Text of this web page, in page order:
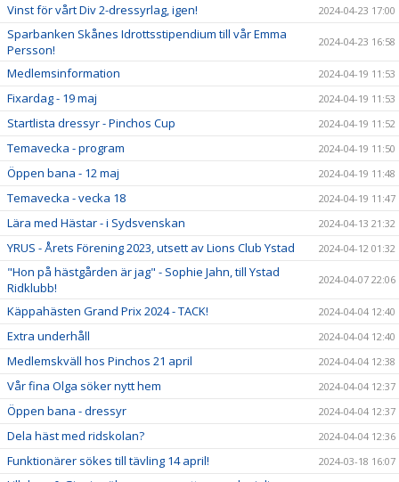
Vinst för vårt Div 2-dressyrlag, igen! 2024-04-23 17:00
Sparbanken Skånes Idrottsstipendium till vår Emma
Persson!
2024-04-23 16:58
Medlemsinformation 2024-04-19 11:53
Fixardag - 19 maj 2024-04-19 11:53
Startlista dressyr - Pinchos Cup 2024-04-19 11:52
Temavecka - program 2024-04-19 11:50
Öppen bana - 12 maj 2024-04-19 11:48
Temavecka - vecka 18 2024-04-19 11:47
Lära med Hästar - i Sydsvenskan 2024-04-13 21:32
YRUS - Årets Förening 2023, utsett av Lions Club Ystad 2024-04-12 01:32
"Hon på hästgården är jag" - Sophie Jahn, till Ystad
Ridklubb!
2024-04-07 22:06
Käppahästen Grand Prix 2024 - TACK! 2024-04-04 12:40
Extra underhåll 2024-04-04 12:40
Medlemskväll hos Pinchos 21 april 2024-04-04 12:38
Vår fina Olga söker nytt hem 2024-04-04 12:37
Öppen bana - dressyr 2024-04-04 12:37
Dela häst med ridskolan? 2024-04-04 12:36
Funktionärer sökes till tävling 14 april! 2024-03-18 16:07